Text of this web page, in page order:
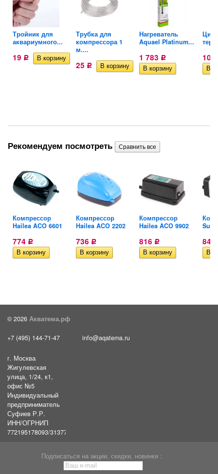
Тройник для
аквариумного...
19 Р
Трубка для
компрессора 1
м....
25 Р
Нагреватель
Aquael Platinum...
1 783 Р 107
Рекомендуем посмотреть
Компрессор
Hailea ACO 6601
774 Р
Компрессор
Hailea ACO 2202
736 Р
Компрессор
Hailea ACO 9902
816 Р 843
© 2026 Акватема.рф
+7 (495) 144-71-47 info@aqatema.ru
г. Москва
Жигулевская
улица, 1/24, к1,
офис №5
Индивидуальный
предприниматель
Суфиев Р.Р.
ИНН/ОГРНИП
772195178093/31377461610054
Подписаться на акции, скидки, новинки :